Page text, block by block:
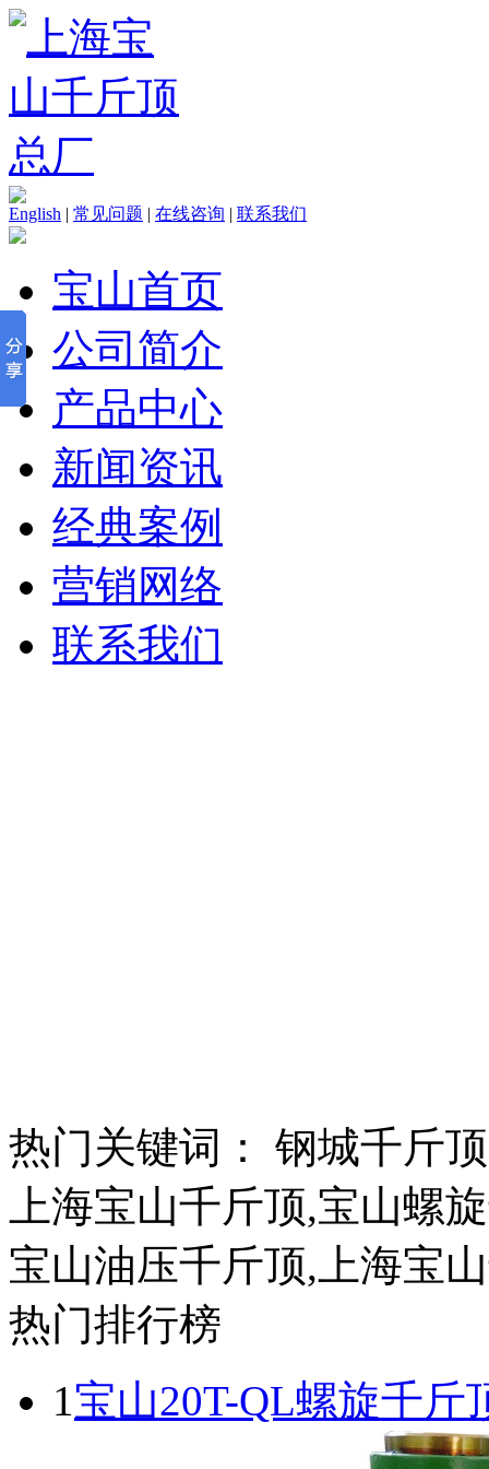
English | 常见问题 | 在线咨询 | 联系我们
宝山首页
公司简介
产品中心
新闻资讯
经典案例
营销网络
联系我们
热门关键词：
钢城千斤
上海宝山千斤顶,宝山螺
宝山油压千斤顶,上海宝
热门排行榜
1宝山20T-QL螺旋千斤